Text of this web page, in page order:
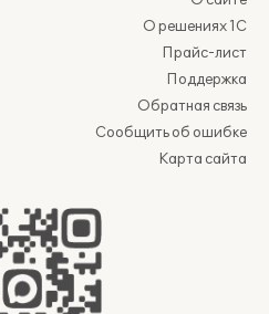
О решениях 1С
Прайс-лист
Поддержка
Обратная связь
Сообщить об ошибке
Карта сайта